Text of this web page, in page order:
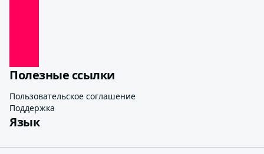
Полезные ссылки
Пользовательское соглашение
Поддержка
Язык